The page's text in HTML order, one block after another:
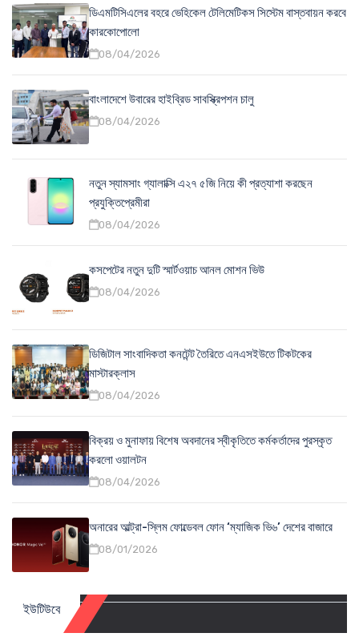
ডিএমটিসিএলের বহরে ভেহিকেল টেলিমেটিকস সিস্টেম বাস্তবায়ন করবে
কারকোপোলো
08/04/2026
বাংলাদেশে উবারের হাইব্রিড সাবস্ক্রিপশন চালু
08/04/2026
নতুন স্যামসাং গ্যালাক্সি এ২৭ ৫জি নিয়ে কী প্রত্যাশা করছেন
প্রযুক্তিপ্রেমীরা
08/04/2026
কসপেটের নতুন দুটি স্মার্টওয়াচ আনল মোশন ভিউ
08/04/2026
ডিজিটাল সাংবাদিকতা কনটেন্ট তৈরিতে এনএসইউতে টিকটকের
মাস্টারক্লাস
08/04/2026
বিক্রয় ও মুনাফায় বিশেষ অবদানের স্বীকৃতিতে কর্মকর্তাদের পুরস্কৃত
করলো ওয়ালটন
08/04/2026
অনারের আল্ট্রা-স্লিম ফোল্ডেবল ফোন ‘ম্যাজিক ভি৬’ দেশের বাজারে
08/01/2026
ইউটিউবে